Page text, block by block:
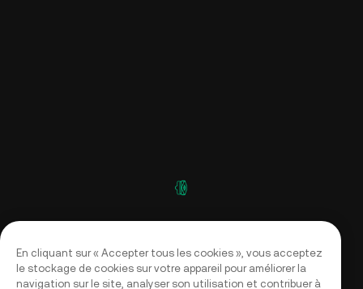
En cliquant sur « Accepter tous les cookies », vous acceptez
le stockage de cookies sur votre appareil pour améliorer la
navigation sur le site, analyser son utilisation et contribuer à